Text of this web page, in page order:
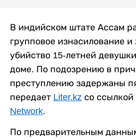
В индийском штате Ассам
групповое изнасилование и
убийство 15-летней
доме. По подозрению в
преступлению задержаны
передает Liter.kz со ссылкой
Network.
По предварительным